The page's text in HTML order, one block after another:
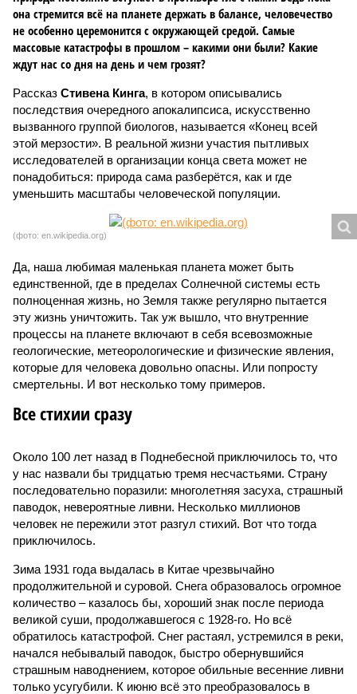
она стремится всё на планете держать в балансе, человечество
не особенно церемонится с окружающей средой. Самые
массовые катастрофы в прошлом – какими они были? Какие
ждут нас со дня на день и чем грозят?
Рассказ Стивена Кинга, в котором описывались
последствия очередного апокалипсиса, искусственно
вызванного группой биологов, называется «Конец всей
этой мерзости». В реальной жизни участия пытливых
исследователей в организации конца света может не
понадобиться: природа сама разберётся, как и где
уменьшить масштабы человеческой популяции.
(фото: en.wikipedia.org)
Да, наша любимая маленькая планета может быть
единственной, где в пределах Солнечной системы есть
полноценная жизнь, но Земля также регулярно пытается
эту жизнь уничтожить. Так уж вышло, что внутренние
процессы на планете включают в себя всевозможные
геологические, метеорологические и физические явления,
которые для человека довольно опасны. Или попросту
смертельны. И вот несколько тому примеров.
Все стихии сразу
Около 100 лет назад в Поднебесной приключилось то, что
у нас назвали бы тридцатью тремя несчастьями. Страну
последовательно поразили: многолетняя засуха, страшный
паводок, невероятные ливни. Несколько миллионов
человек не пережили этот разгул стихий. Вот что тогда
приключилось.
Зима 1931 года выдалась в Китае чрезвычайно
продолжительной и суровой. Снега образовалось огромное
количество – казалось бы, хороший знак после периода
великой суши, продолжавшегося с 1928-го. Но всё
обратилось катастрофой. Снег растаял, устремился в реки,
начался небывалый паводок, быстро обернувшийся
страшным наводнением, которое обильные весенние ливни
только усугубили. К июню всё это преобразовалось в